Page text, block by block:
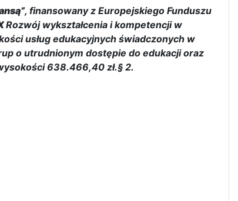
, finansowany z Europejskiego Funduszu
Rozwój wykształcenia i kompetencji w
usług edukacyjnych świadczonych w
o utrudnionym dostępie do edukacji oraz
638.466,40 zł.§ 2.